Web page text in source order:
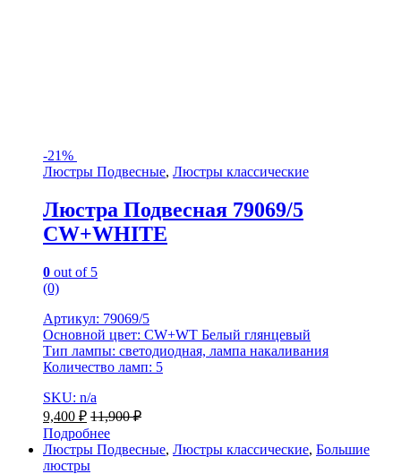
-21%
Люстры Подвесные, Люстры классические
Люстра Подвесная 79069/5
CW+WHITE
0 out of 5
(0)
Артикул: 79069/5
Основной цвет: CW+WT Белый глянцевый
Тип лампы: светодиодная, лампа накаливания
Количество ламп: 5
SKU: n/a
9,400 ₽ 11,900₽
Подробнее
Люстры Подвесные, Люстры классические, Большие
люстры